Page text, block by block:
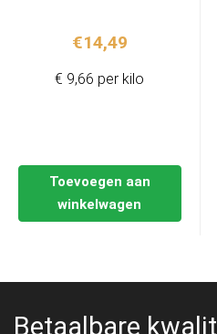
€14,49
Toevoegen aan
winkelwagen
€ 9,66 per kilo
Betaalbare